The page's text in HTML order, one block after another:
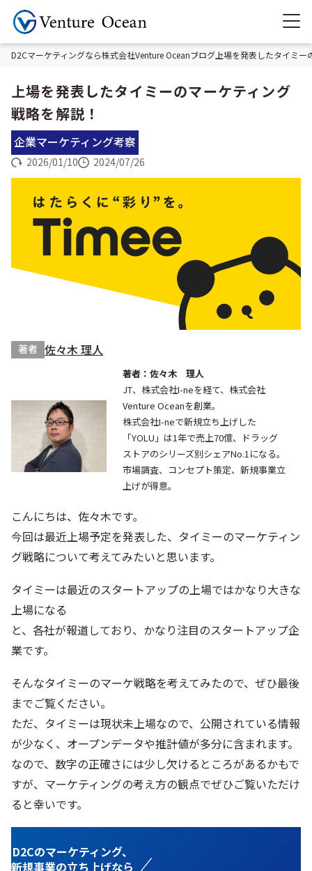
D2Cマーケティングなら株式会社Venture Oceanブログ 上場を発表したタイミ
上場を発表したタイミーのマーケティング
戦略を解説！
企業マーケティング考察
2026/01/10 2024/07/26
著者 佐々木 理人
著者：佐々木 理人
JT、株式会社I-neを経て、株式会社
Venture Oceanを創業。
株式会社I-neで新規立ち上げした
「YOLU」は1年で売上70億、ドラッグ
ストアのシリーズ別シェアNo.1になる。
市場調査、コンセプト策定、新規事業立
上げが得意。
こんにちは、佐々木です。
今回は最近上場予定を発表した、タイミーのマーケティン
グ戦略について考えてみたいと思います。
タイミーは最近のスタートアップの上場ではかなり大きな
上場になる
と、各社が報道しており、かなり注目のスタートアップ企
業です。
そんなタイミーのマーケ戦略を考えてみたので、ぜひ最後
までご覧ください。
ただ、タイミーは現状未上場なので、公開されている情報
が少なく、オープンデータや推計値が多分に含まれます。
なので、数字の正確さには少し欠けるところがあるかもで
すが、マーケティングの考え方の観点でぜひご覧いただけ
ると幸いです。
D2Cのマーケティング、
新規事業の立ち上げなら